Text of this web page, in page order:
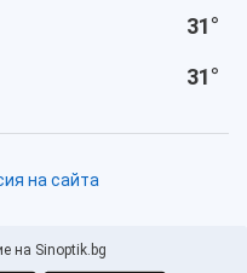
31°
31°
на сайта
на Sinoptik.bg